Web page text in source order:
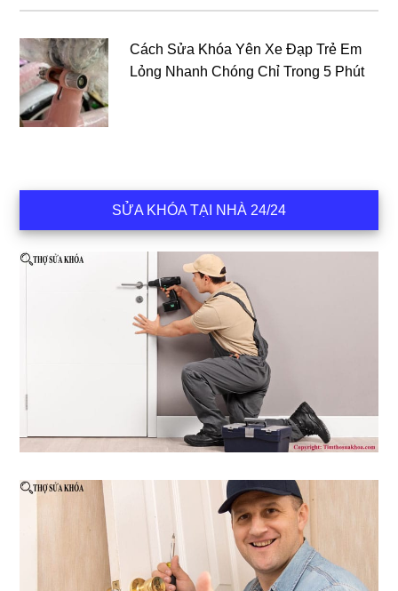
Cách Sửa Khóa Yên Xe Đạp Trẻ Em
Lỏng Nhanh Chóng Chỉ Trong 5 Phút
SỬA KHÓA TẠI NHÀ 24/24